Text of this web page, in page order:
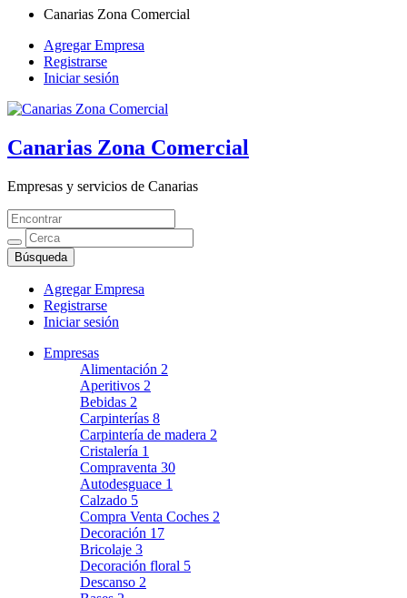
Canarias Zona Comercial
Agregar Empresa
Registrarse
Iniciar sesión
Canarias Zona Comercial
Empresas y servicios de Canarias
Agregar Empresa
Registrarse
Iniciar sesión
Empresas
Alimentación 2
Aperitivos 2
Bebidas 2
Carpinterías 8
Carpintería de madera 2
Cristalería 1
Compraventa 30
Autodesguace 1
Calzado 5
Compra Venta Coches 2
Decoración 17
Bricolaje 3
Decoración floral 5
Descanso 2